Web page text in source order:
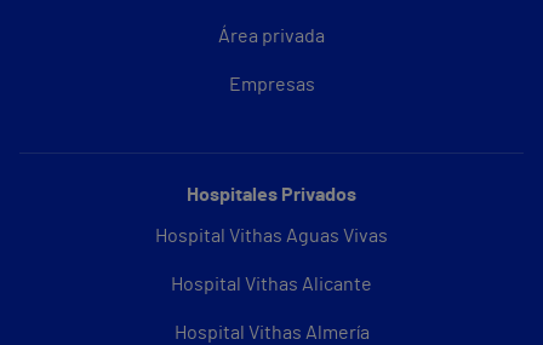
Área privada
Empresas
Hospitales Privados
Hospital Vithas Aguas Vivas
Hospital Vithas Alicante
Hospital Vithas Almería